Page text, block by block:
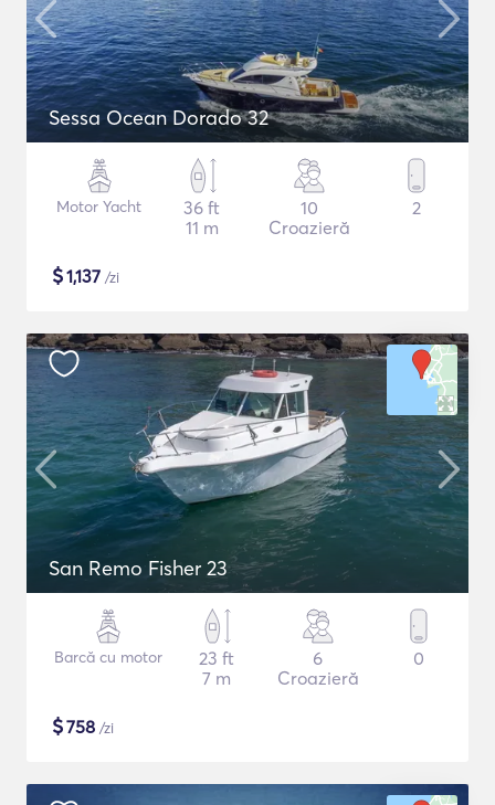
Sessa Ocean Dorado 32
Motor Yacht
36 ft
11 m
10
Croazieră
2
$1,137 /zi
San Remo Fisher 23
Barcă cu motor
23 ft
7 m
6
Croazieră
0
$758 /zi